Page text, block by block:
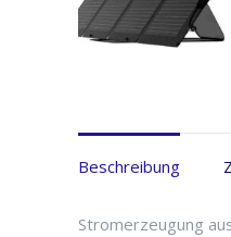
Beschreibung
Stromerzeugung